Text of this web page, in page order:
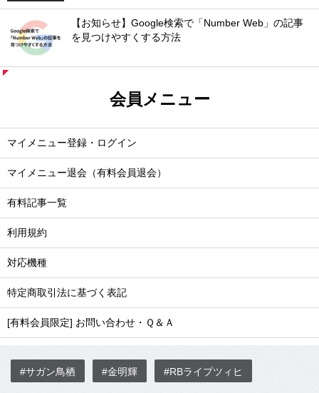
【お知らせ】Google検索で「Number Web」の記事
を見つけやすくする方法
会員メニュー
マイメニュー登録・ログイン
マイメニュー退会（有料会員退会）
有料記事一覧
利用規約
対応機種
特定商取引法に基づく表記
[有料会員限定] お問い合わせ・Ｑ＆Ａ
#サガン鳥栖 #金明輝 #RBライプツィヒ